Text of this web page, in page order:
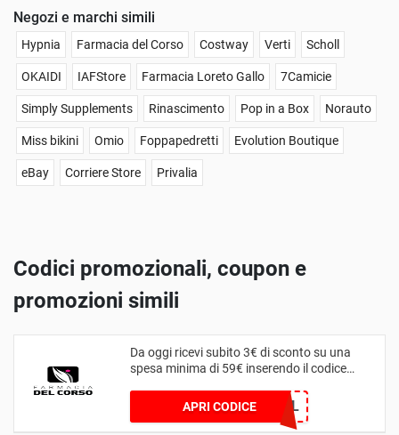
Negozi e marchi simili
Hypnia Farmacia del Corso Costway Verti Scholl
OKAIDI IAFStore Farmacia Loreto Gallo 7Camicie
Simply Supplements Rinascimento Pop in a Box Norauto
Miss bikini Omio Foppapedretti Evolution Boutique
eBay Corriere Store Privalia
Codici promozionali, coupon e
promozioni simili
Da oggi ricevi subito 3€ di sconto su una
spesa minima di 59€ inserendo il codice
APRI CODICE3SPECIAL